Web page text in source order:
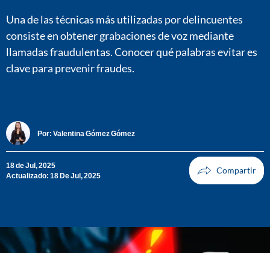
Una de las técnicas más utilizadas por delincuentes
consiste en obtener grabaciones de voz mediante
llamadas fraudulentas. Conocer qué palabras evitar es
clave para prevenir fraudes.
Por: Valentina Gómez Gómez
18 de Jul, 2025
Actualizado: 18 De Jul, 2025